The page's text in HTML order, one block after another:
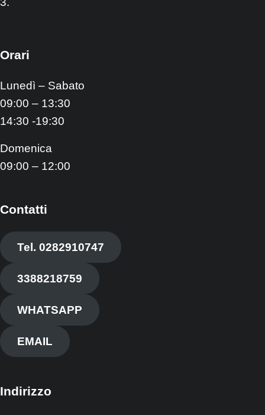
Orari
Lunedì – Sabato
09:00 – 13:30
14:30 -19:30
Domenica
09:00 – 12:00
Contatti
Tel. 0282910747
3388218759
WHATSAPP
EMAIL
Indirizzo